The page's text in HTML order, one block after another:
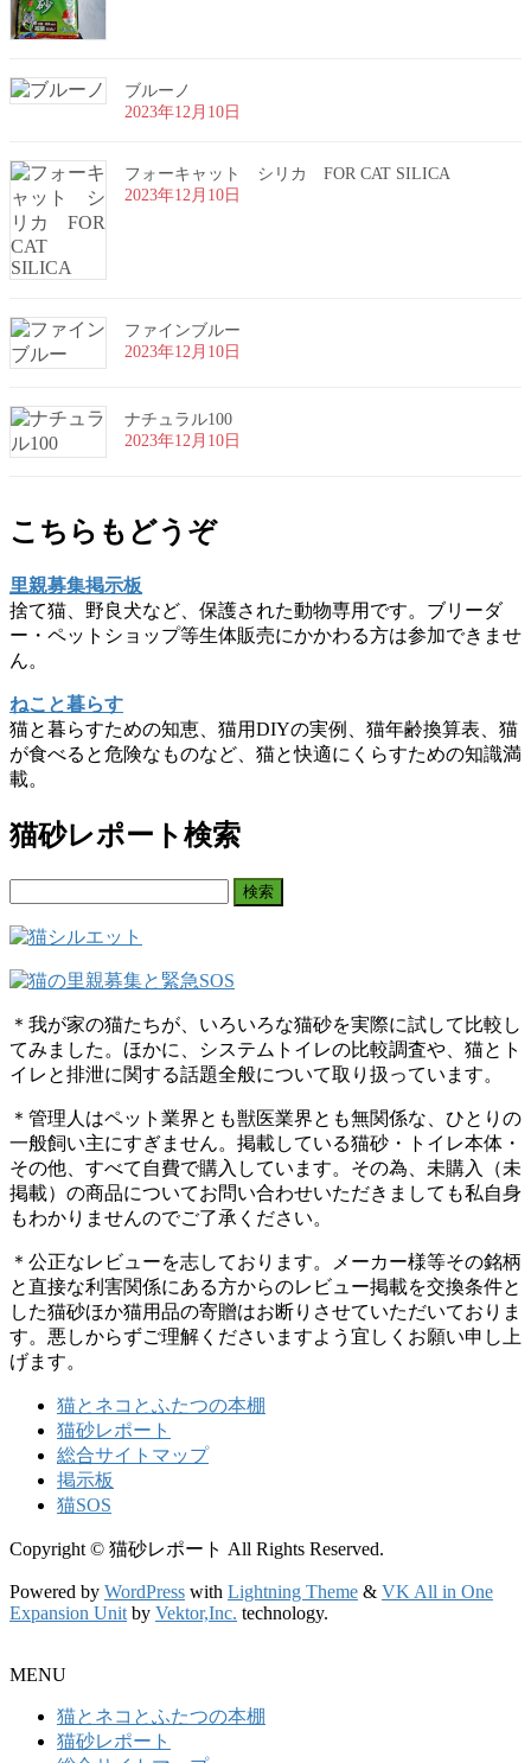
ブルーノ
2023年12月10日
フォーキャット シリカ FOR CAT SILICA
2023年12月10日
ファインブルー
2023年12月10日
ナチュラル100
2023年12月10日
こちらもどうぞ
里親募集掲示板
捨て猫、野良犬など、保護された動物専用です。ブリーダ
ー・ペットショップ等生体販売にかかわる方は参加できませ
ん。
ねこと暮らす
猫と暮らすための知恵、猫用DIYの実例、猫年齢換算表、猫
が食べると危険なものなど、猫と快適にくらすための知識満
載。
猫砂レポート検索
＊我が家の猫たちが、いろいろな猫砂を実際に試して比較し
てみました。ほかに、システムトイレの比較調査や、猫とト
イレと排泄に関する話題全般について取り扱っています。
＊管理人はペット業界とも獣医業界とも無関係な、ひとりの
一般飼い主にすぎません。掲載している猫砂・トイレ本体・
その他、すべて自費で購入しています。その為、未購入（未
掲載）の商品についてお問い合わせいただきましても私自身
もわかりませんのでご了承ください。
＊公正なレビューを志しております。メーカー様等その銘柄
と直接な利害関係にある方からのレビュー掲載を交換条件と
した猫砂ほか猫用品の寄贈はお断りさせていただいておりま
す。悪しからずご理解くださいますよう宜しくお願い申し上
げます。
猫とネコとふたつの本棚
猫砂レポート
総合サイトマップ
掲示板
猫SOS
Copyright © 猫砂レポート All Rights Reserved.
Powered by WordPress with Lightning Theme & VK All in One
Expansion Unit by Vektor,Inc. technology.
MENU
猫とネコとふたつの本棚
猫砂レポート